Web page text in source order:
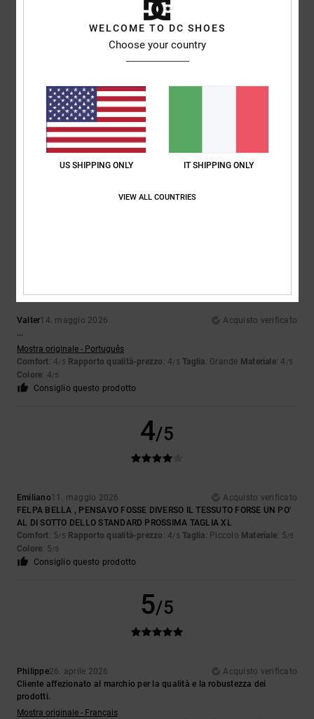
Il 100% dei nostri clienti consiglia questo prodotto
Rapporto qualità-prezzo
Taglia
Troppo piccolo Troppo grande
Valter14. maggio 2026
Acquisto verificato
...
Mostra originale - Português
Comfort: 4/5 Rapporto qualità-prezzo : 4/5 Taglia: Grande Materiale: 4 /5
Colore: 4/5
Consiglio questo prodotto
4/5
Emiliano11. maggio 2026
Acquisto verificato
FELPA BELLA , PENSAVO FOSSE DIVERSO IL TESSUTO FORSE UN PO'
AL DI SOTTO DELLO STANDARD PROSSIMA TAGLIA XL
Comfort: 5/5 Rapporto qualità-prezzo : 4/5 Taglia: Piccolo Materiale: 5/5
Colore: 5/5
Consiglio questo prodotto
5/5
Philippe26. aprile 2026
Acquisto verificato
Cliente affezionato al marchio per la qualità e la robustezza dei
prodotti.
Mostra originale - Français
WELCOME TO DC SHOES
Choose your country
US SHIPPING ONLY IT SHIPPING ONLY
VIEW ALL COUNTRIES